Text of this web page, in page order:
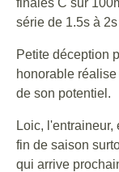
finales C sur
série de 1.5s à
Petite déception
honorable
de son potentiel.
Loic,
fin de saison
qui arrive